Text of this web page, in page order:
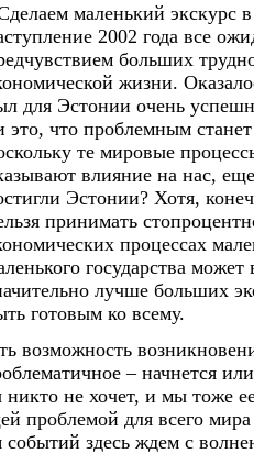
маленький экскурс
2002 года все
больших
жизни.
для Эстонии очень
это, что проблемным
те мировые
влияние на нас,
Эстонии? Хотя,
принимать
процессах
государства
лучше больших
готовым ко всему.
возможность
– начнется
не хочет, и мы тоже
проблемой для всего
событий здесь ждем с